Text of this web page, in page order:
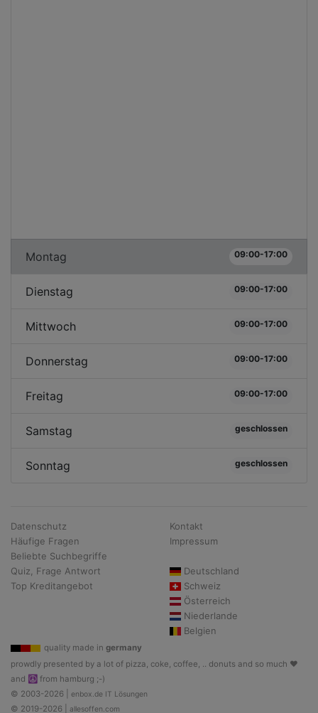
Montag 09:00-17:00
Dienstag 09:00-17:00
Mittwoch 09:00-17:00
Donnerstag 09:00-17:00
Freitag 09:00-17:00
Samstag geschlossen
Sonntag geschlossen
Datenschutz
Häufige Fragen
Beliebte Suchbegriffe
Quiz, Frage Antwort
Top Kreditangebot
Kontakt
Impressum
Deutschland
Schweiz
Österreich
Niederlande
Belgien
quality made in germany
prowdly presented by a lot of pizza, coke, coffee, .. donuts and so much ♥
and ☮ from hamburg ;-)
© 2003-2026 | enbox.de IT Lösungen
© 2019-2026 | allesoffen.com